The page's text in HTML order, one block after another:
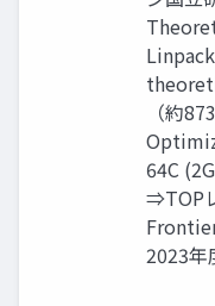
（約
64C
⇒TOP
2023年